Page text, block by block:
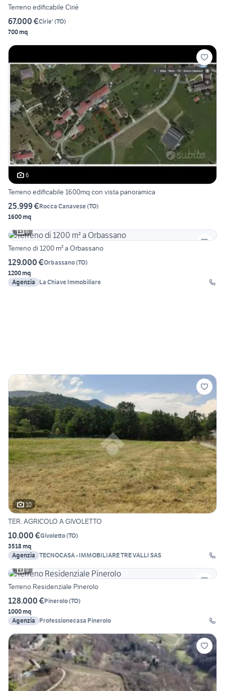
Terreno edificabile Ciriè
67.000 €Cirie' (TO)
700 mq
6
Terreno edificabile 1600mq con vista panoramica
25.999 €Rocca Canavese(TO)
1600 mq
6
Terreno di 1200 m² a Orbassano
129.000 €Orbassano(TO)
1200 mq
Agenzia
La Chiave Immobiliare
10
TER. AGRICOLO A GIVOLETTO
10.000 €Givoletto(TO)
3518 mq
Agenzia TECNOCASA - IMMOBILIARE TRE VALLI SAS
9
Terreno Residenziale Pinerolo
128.000 €Pinerolo(TO)
1000 mq
Agenzia
Professionecasa Pinerolo